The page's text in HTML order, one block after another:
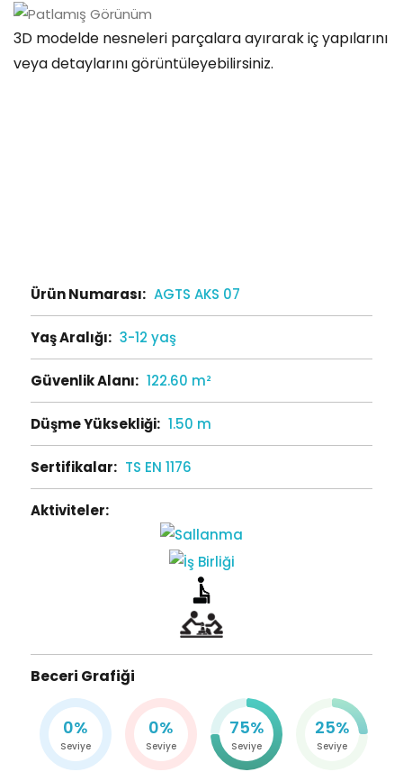
Ürün Numarası: AGTS AKS 07
Yaş Aralığı: 3-12 yaş
Güvenlik Alanı: 122.60 m²
Düşme Yüksekliği: 1.50 m
Sertifikalar: TS EN 1176
Aktiviteler:
Beceri Grafiği
0%
Seviye
0%
Seviye
75%
Seviye
25%
Seviye
3D modelde nesneleri parçalara ayırarak iç yapılarını
veya detaylarını görüntüleyebilirsiniz.